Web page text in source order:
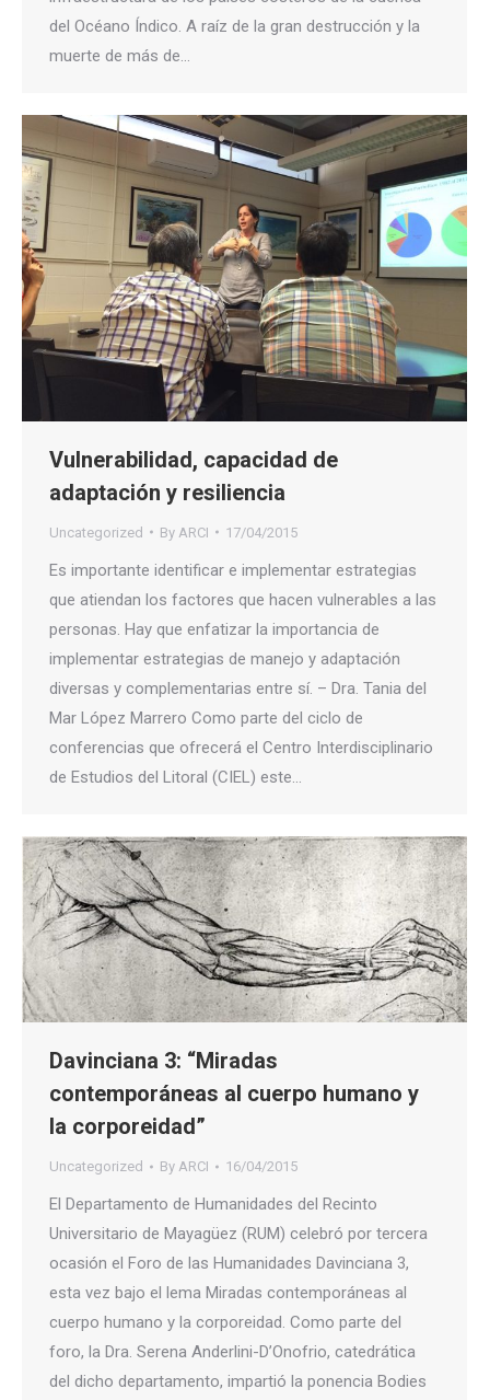
del Océano Índico. A raíz de la gran destrucción y la
muerte de más de…
Vulnerabilidad, capacidad de
adaptación y resiliencia
Uncategorized By ARCI 17/04/2015
Es importante identificar e implementar estrategias
que atiendan los factores que hacen vulnerables a las
personas. Hay que enfatizar la importancia de
implementar estrategias de manejo y adaptación
diversas y complementarias entre sí. – Dra. Tania del
Mar López Marrero Como parte del ciclo de
conferencias que ofrecerá el Centro Interdisciplinario
de Estudios del Litoral (CIEL) este…
Davinciana 3: “Miradas
contemporáneas al cuerpo humano y
la corporeidad”
Uncategorized By ARCI 16/04/2015
El Departamento de Humanidades del Recinto
Universitario de Mayagüez (RUM) celebró por tercera
ocasión el Foro de las Humanidades Davinciana 3,
esta vez bajo el lema Miradas contemporáneas al
cuerpo humano y la corporeidad. Como parte del
foro, la Dra. Serena Anderlini-D’Onofrio, catedrática
del dicho departamento, impartió la ponencia Bodies